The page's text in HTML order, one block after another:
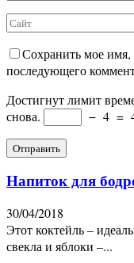
Сохранить мое имя,
последующего
Достигнут лимит
снова.
− 4 =
Напиток для
30/04/2018
Этот коктейль –
свекла и яблоки –...